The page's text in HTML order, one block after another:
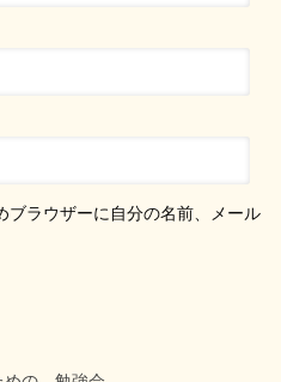
ブラウザーに自分の名前、メール